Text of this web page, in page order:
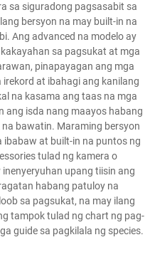
sa siguradong pagsasabit sa
bersyon na may built-in na
Ang advanced na modelo ay
sa pagsukat at mga
pinapayagan ang mga
at ibahagi ang kanilang
na kasama ang taas na mga
ang isda nang maayos habang
bawatin. Maraming bersyon
at built-in na puntos ng
tulad ng kamera o
upang tiisin ang
habang patuloy na
sa pagsukat, na may ilang
tampok tulad ng chart ng pag-
guide sa pagkilala ng species.